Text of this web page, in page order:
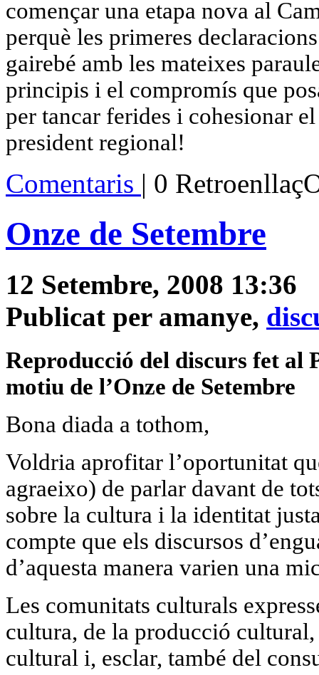
començar una etapa nova al
perquè les primeres
gairebé amb les mateixes
principis i el compromís que
per tancar ferides i cohesionar
president regional!
Comentaris | 0
Onze de Setembre
12 Setembre, 2008 13:36
Publicat per amanye,
Reproducció del discurs fet al
motiu de l’Onze de Setembre
Bona diada a tothom,
Voldria aprofitar l’oportunitat
agraeixo) de parlar davant de
sobre la cultura i la identitat
compte que els discursos
d’aquesta manera varien una
Les comunitats culturals
cultura, de la producció
cultural i, esclar, també del